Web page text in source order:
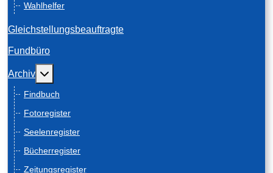
Wahlhelfer
Gleichstellungsbeauftragte
Fundbüro
Archiv Weitere Informationen: Archiv
Findbuch
Fotoregister
Seelenregister
Bücherregister
Zeitungsregister